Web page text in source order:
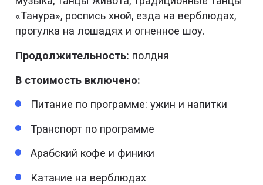
«Танура», роспись хной, езда на верблюдах,
прогулка на лошадях и огненное шоу.
Продолжительность: полдня
В стоимость включено:
Питание по программе: ужин и напитки
Транспорт по программе
Арабский кофе и финики
Катание на верблюдах